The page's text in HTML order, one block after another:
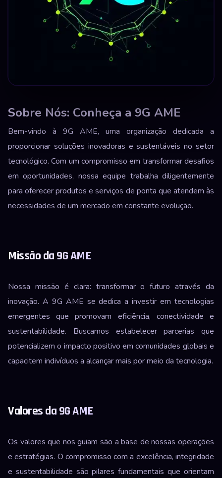
Sobre Nós: Conheça a 9G AME
Bem-vindo à 9G AME, uma organização dedicada a
proporcionar soluções inovadoras e sustentáveis no setor
tecnológico. Com um compromisso em transformar desafios
em oportunidades, nossa equipe trabalha diligentemente
para oferecer produtos e serviços de ponta que atendem às
necessidades de um mercado em constante evolução.
Missão da 9G AME
Nossa missão é clara: transformar o futuro através da
inovação. A 9G AME se dedica a investir em tecnologias
emergentes que promovam eficiência, conectividade e
sustentabilidade. Buscamos estabelecer parcerias que
potencializem o impacto positivo em comunidades globais e
capacitem indivíduos a alcançar mais por meio da tecnologia.
Valores da 9G AME
Os valores que nos guiam são a base de nossas operações
e estratégias. O compromisso com a excelência, integridade
e sustentabilidade são pilares fundamentais que orientam